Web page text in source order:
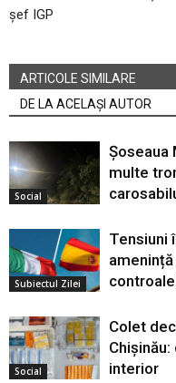
șef IGP
ARTICOLE SIMILARE
DE LA ACELAȘI AUTOR
Social
Șoseaua
multe
Subiectul Zilei
Tensiuni
Social
Colet
interior